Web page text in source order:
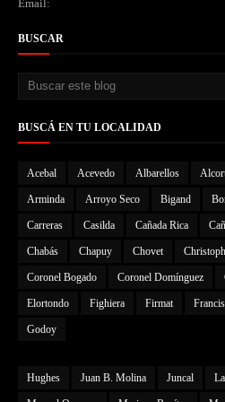
Email:
BUSCAR
BUSCÁ EN TU LOCALIDAD
Acebal Acevedo Albarellos
Arminda Arroyo Seco Bigand
Carreras Casilda Cañada Rica
Chabás Chapuy Chovet
Coronel Bogado Coronel Domínguez
Elortondo Fighiera Firmat
Godoy
Hughes Juan B. Molina Juncal